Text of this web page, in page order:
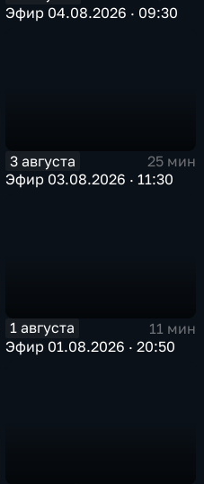
Эфир 04.08.2026 · 09:30
3 августа
25 мин
Эфир 03.08.2026 · 11:30
1 августа
11 мин
Эфир 01.08.2026 · 20:50